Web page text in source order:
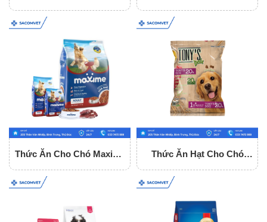
Thức Ăn Cho Chó Maxime
Tuổi Gói 1.5Kg
Thức Ăn Hạt Cho Chó